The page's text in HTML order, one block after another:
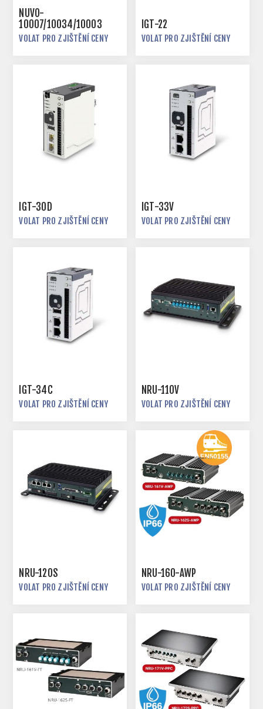
NUVO-
10007/10034/10003
VOLAT PRO ZJIŠTĚNÍ CENY
IGT-22
VOLAT PRO ZJIŠTĚNÍ CENY
IGT-30D
VOLAT PRO ZJIŠTĚNÍ CENY
IGT-33V
VOLAT PRO ZJIŠTĚNÍ CENY
IGT-34C
VOLAT PRO ZJIŠTĚNÍ CENY
NRU-110V
VOLAT PRO ZJIŠTĚNÍ CENY
NRU-120S
VOLAT PRO ZJIŠTĚNÍ CENY
NRU-160-AWP
VOLAT PRO ZJIŠTĚNÍ CENY